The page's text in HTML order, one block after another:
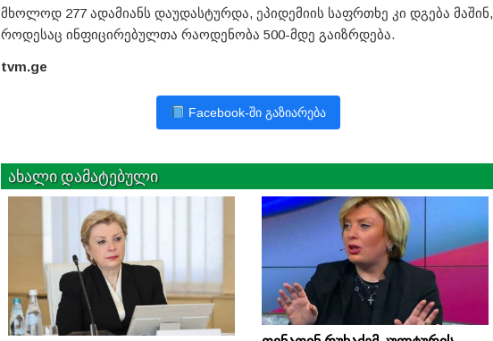
მხოლოდ 277 ადამიანს დაუდასტურდა, ეპიდემიის საფრთხე კი დგება მაშინ,
როდესაც ინფიცირებულთა რაოდენობა 500-მდე გაიზრდება.
tvm.ge
Facebook-ში გაზიარება
ახალი დამატებული